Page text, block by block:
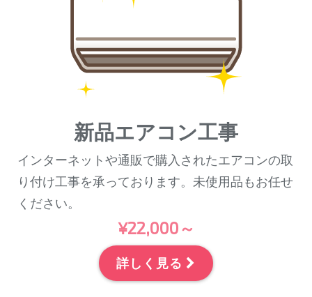
新品エアコン工事
インターネットや通販で購入されたエアコンの取
り付け工事を承っております。未使用品もお任せ
ください。
¥22,000～
詳しく見る